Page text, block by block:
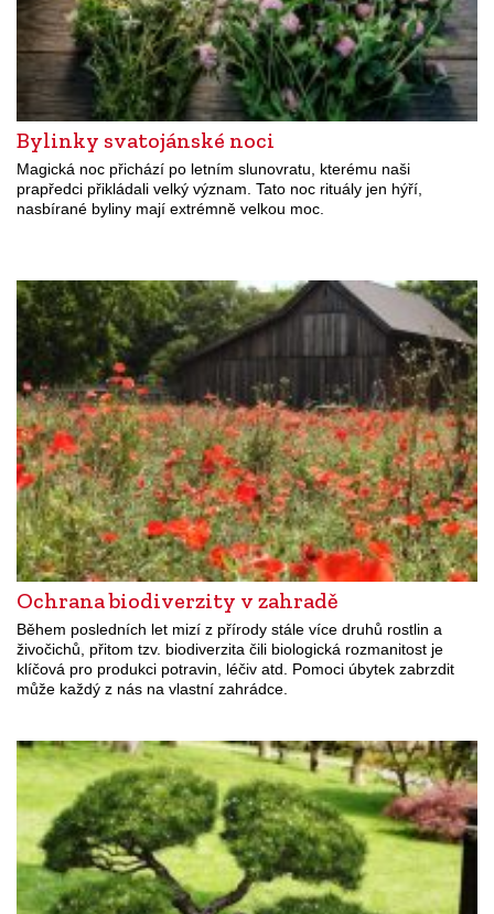
Bylinky svatojánské noci
Magická noc přichází po letním slunovratu, kterému naši
prapředci přikládali velký význam. Tato noc rituály jen hýří,
nasbírané byliny mají extrémně velkou moc.
Ochrana biodiverzity v zahradě
Během posledních let mizí z přírody stále více druhů rostlin a
živočichů, přitom tzv. biodiverzita čili biologická rozmanitost je
klíčová pro produkci potravin, léčiv atd. Pomoci úbytek zabrzdit
může každý z nás na vlastní zahrádce.